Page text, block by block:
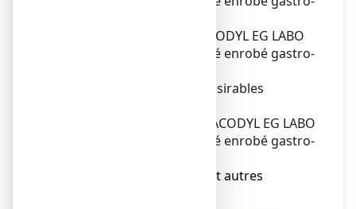
3. Comment prendre BISACODYL EG LABO
CONSEIL 5 mg, comprimé enrobé gastro-
4. Quels sont les effets indésirables
5. Comment conserver BISACODYL EG LABO
CONSEIL 5 mg, comprimé enrobé gastro-
6. Contenu de l’emballage et autres